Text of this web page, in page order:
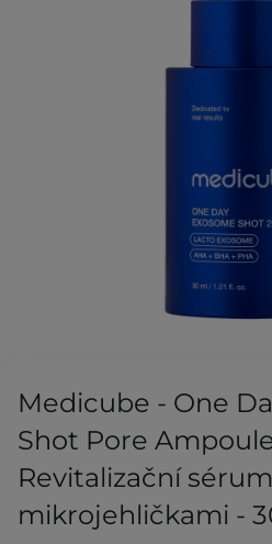
Medicube - One
Shot Pore
Revitalizační
mikrojehličkami -